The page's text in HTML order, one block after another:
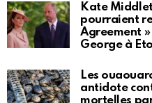
Kate
pourraient
Agreement
George à
Les
antidote
mortelles